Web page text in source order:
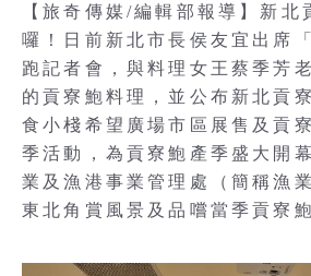
【旅奇傳媒/編輯部報導】新北
囉！日前新北市長侯友宜出席
跑記者會，與料理女王蔡季芳
的貢寮鮑料理，並公布新北貢
食小棧希望廣場市區展售及貢
季活動，為貢寮鮑產季盛大開
業及漁港事業管理處（簡稱漁
東北角賞風景及品嚐當季貢寮